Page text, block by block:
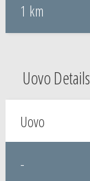
1 km
Uovo Details
Uovo
-